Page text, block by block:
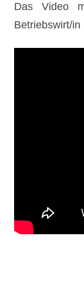
Das Video
Betriebswirt/in